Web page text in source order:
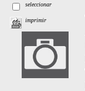
seleccionar
imprimir